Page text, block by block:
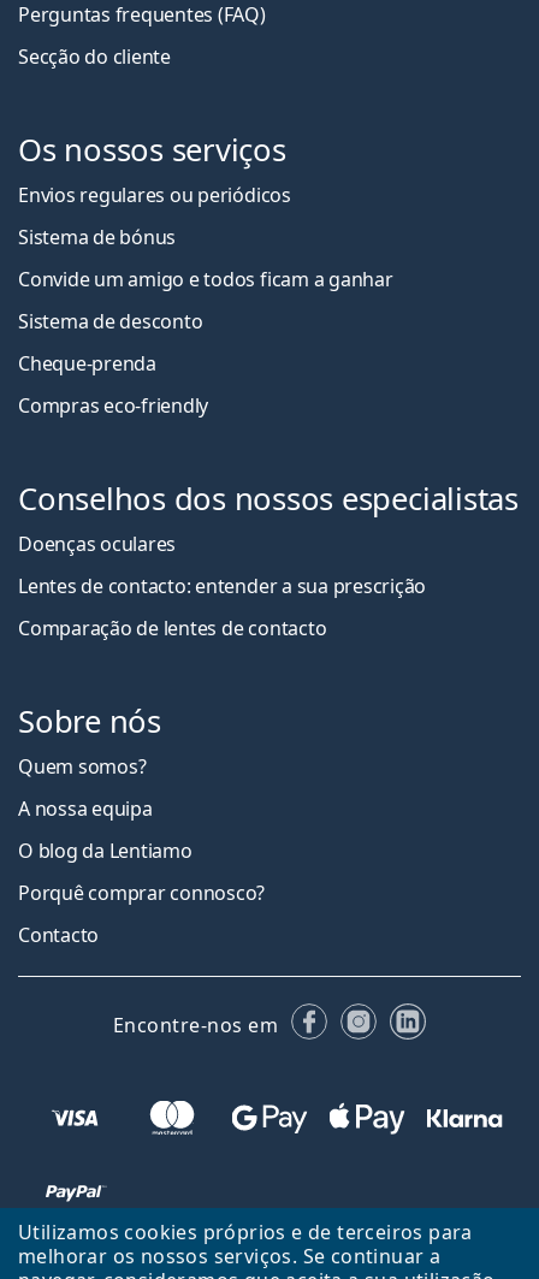
Utilizamos cookies próprios e de terceiros para
melhorar os nossos serviços. Se continuar a
Perguntas frequentes (FAQ)
Secção do cliente
Os nossos serviços
Envios regulares ou periódicos
Sistema de bónus
Convide um amigo e todos ficam a ganhar
Sistema de desconto
Cheque-prenda
Compras eco-friendly
Conselhos dos nossos especialistas
Doenças oculares
Lentes de contacto: entender a sua prescrição
Comparação de lentes de contacto
Sobre nós
Quem somos?
A nossa equipa
O blog da Lentiamo
Porquê comprar connosco?
Contacto
Encontre-nos em FacebookInstagram
LinkedIn